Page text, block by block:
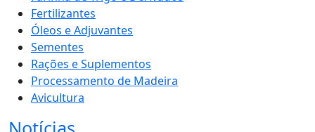
Fertilizantes
Óleos e Adjuvantes
Sementes
Rações e Suplementos
Processamento de Madeira
Avicultura